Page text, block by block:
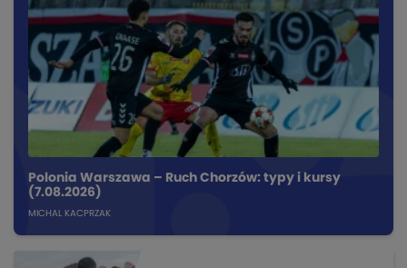
Polonia Warszawa – Ruch Chorzów: typy i kursy
(7.08.2026)
MICHAL KACPRZAK